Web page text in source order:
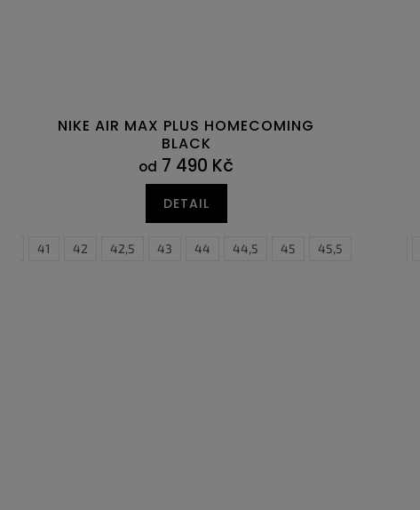
NIKE AIR MAX PLUS HOMECOMING
BLACK
od 7 490 Kč
DETAIL
41 42 42,5 43 44 44,5 45 45,5
38,5